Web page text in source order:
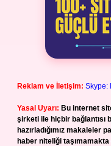
Reklam ve İletişim: Skype:
Yasal Uyarı: Bu internet
şirketi ile hiçbir bağlantısı
hazırladığımız makaleler
haber niteliği